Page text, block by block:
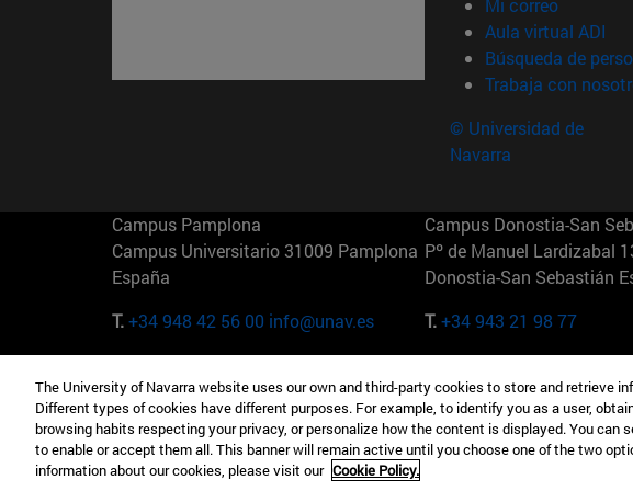
Mi correo
Aula virtual ADI
Búsqueda de
Trabaja con
© Universidad de
Navarra
Campus Pamplona
Campus Universitario 31009 Pamplona
España
T.+34 948 42 56 00 info@unav.es
Campus Donostia-San
Pº de Manuel Lardizabal
Donostia-San Sebastián
T.+34 943 21 98 77
Camino del Cerro Águila 3 28023
Madrid España
T.+34 912 11 30 00
165 W 57th St 10019-
EE.UU
T.+1 646 346 8850
The University of Navarra website uses our own and third-party cookies to store and retrieve
Different types of cookies have different purposes. For example, to identify you as a user,
browsing habits respecting your privacy, or personalize how the content is displayed. You can
to enable or accept them all. This banner will remain active until you choose one of the two
information about our cookies, please visit our Cookie Policy.